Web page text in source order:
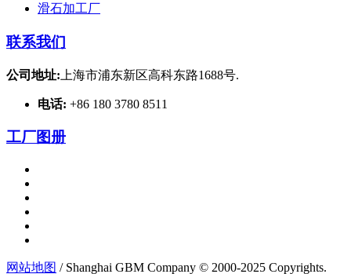
滑石加工厂
联系我们
公司地址: 上海市浦东新区高科东路1688号.
电话: +86 180 3780 8511
工厂图册
网站地图 / Shanghai GBM Company © 2000-2025 Copyrights.